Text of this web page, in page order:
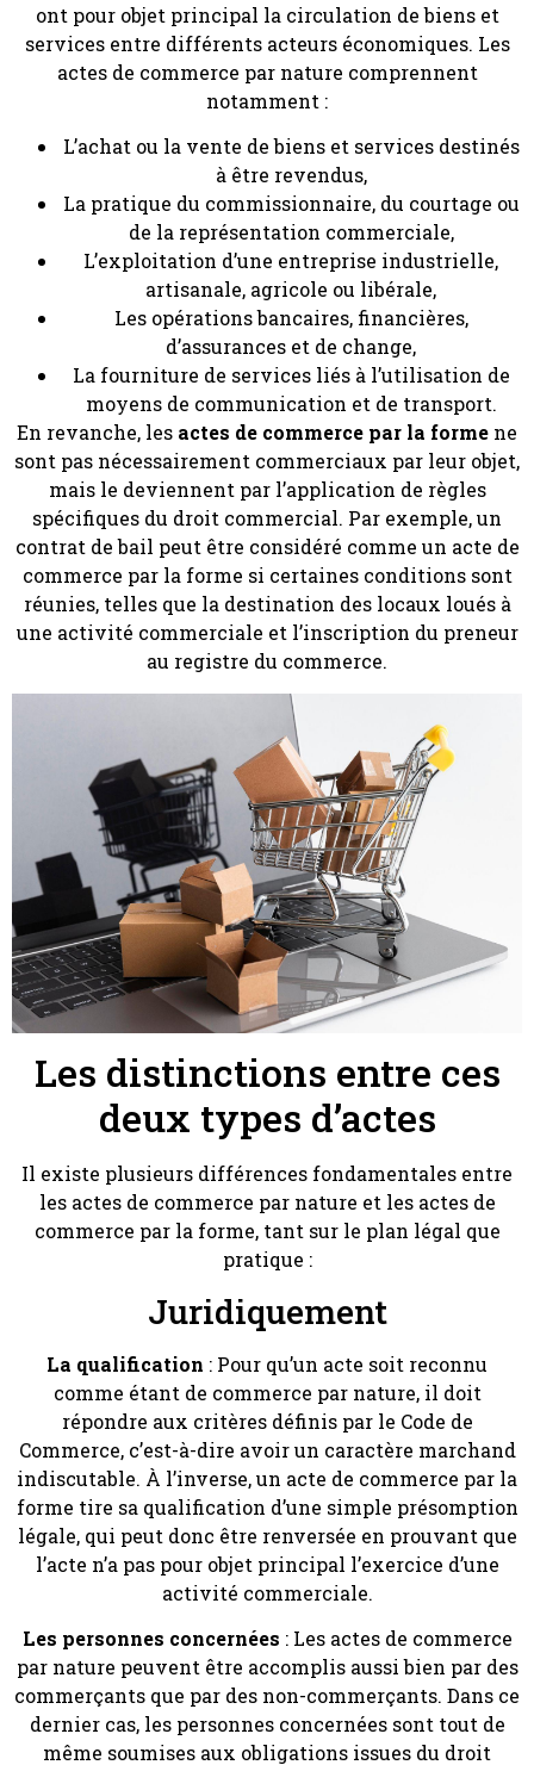
ont pour objet principal la circulation de biens et
services entre différents acteurs économiques. Les
actes de commerce par nature comprennent
notamment :
L’achat ou la vente de biens et services destinés
à être revendus,
La pratique du commissionnaire, du courtage ou
de la représentation commerciale,
L’exploitation d’une entreprise industrielle,
artisanale, agricole ou libérale,
Les opérations bancaires, financières,
d’assurances et de change,
La fourniture de services liés à l’utilisation de
moyens de communication et de transport.
En revanche, les actes de commerce par la forme ne
sont pas nécessairement commerciaux par leur objet,
mais le deviennent par l’application de règles
spécifiques du droit commercial. Par exemple, un
contrat de bail peut être considéré comme un acte de
commerce par la forme si certaines conditions sont
réunies, telles que la destination des locaux loués à
une activité commerciale et l’inscription du preneur
au registre du commerce.
Les distinctions entre ces
deux types d’actes
Il existe plusieurs différences fondamentales entre
les actes de commerce par nature et les actes de
commerce par la forme, tant sur le plan légal que
pratique :
Juridiquement
La qualification : Pour qu’un acte soit reconnu
comme étant de commerce par nature, il doit
répondre aux critères définis par le Code de
Commerce, c’est-à-dire avoir un caractère marchand
indiscutable. À l’inverse, un acte de commerce par la
forme tire sa qualification d’une simple présomption
légale, qui peut donc être renversée en prouvant que
l’acte n’a pas pour objet principal l’exercice d’une
activité commerciale.
Les personnes concernées : Les actes de commerce
par nature peuvent être accomplis aussi bien par des
commerçants que par des non-commerçants. Dans ce
dernier cas, les personnes concernées sont tout de
même soumises aux obligations issues du droit